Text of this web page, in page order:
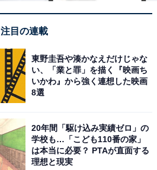
2 3
注目の連載
東野圭吾や湊かなえだけじゃな
い、「業と罪」を描く『映画ち
いかわ』から強く連想した映画
8選
20年間「駆け込み実績ゼロ」の
学校も…「こども110番の家」
は本当に必要？ PTAが直面する
理想と現実